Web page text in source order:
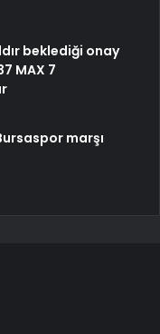
beklediği onay
MAX 7
marşı